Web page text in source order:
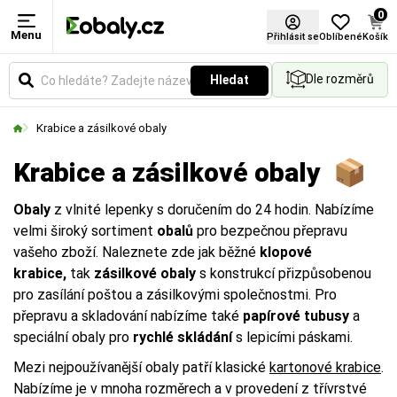
Menu Přihlásit seOblíbené
0
Košík
Hledat Dle rozměrů
Krabice a zásilkové obaly
Krabice a zásilkové obaly 📦
Obaly z vlnité lepenky s doručením do 24 hodin. Nabízíme
velmi široký sortiment obalů pro bezpečnou přepravu
vašeho zboží. Naleznete zde jak běžné klopové
krabice, tak zásilkové obaly s konstrukcí přizpůsobenou
pro zasílání poštou a zásilkovými společnostmi. Pro
přepravu a skladování nabízíme také papírové tubusy a
speciální obaly pro rychlé skládánís lepicími páskami.
Mezi nejpoužívanější obaly patří klasické kartonové krabice.
Nabízíme je v mnoha rozměrech a v provedení z třívrstvé
Délka
Rozměry krabic
Na obrázku vidíte rozdíl mezi vnějším a vnitřním
měřením.
D= Délka
Šířka
Rozměry krabic
Na obrázku vidíte rozdíl mezi vnějším a vnitřním
měřením.
D= Délka
Výška
Rozměry krabic
Na obrázku vidíte rozdíl mezi vnějším a vnitřním
měřením.
D= Délka
Typ krabice
Vyberte si konstrukci krabice, která nejlépe
Druh lepenky
Čím více vrstev (VVL), tím vyšší pevnost a
2VVL:Ochrana povrchů, výplň (v rolích).
5VVL:
Těžší náklady, stěhování, vyšší ochrana.
7VVL:Průmyslové využití a extrémní zatížení.
Více zde
FEFCO
FEFCOje mezinárodní číselný standard, který
popisujetyp konstrukce krabice. Každý obal má
svůj čtyřmístný kód začínající nulou — podle něj
snadno poznáte tvar i způsob skládání.
Například běžná klopová krabice má označení 0201
Katalog FEFCO
Barva
Vyberte si barevné provedení obalů a balicích
Formát
Vyberte si produkt podle standardních formátů.
Certifikace FSC®